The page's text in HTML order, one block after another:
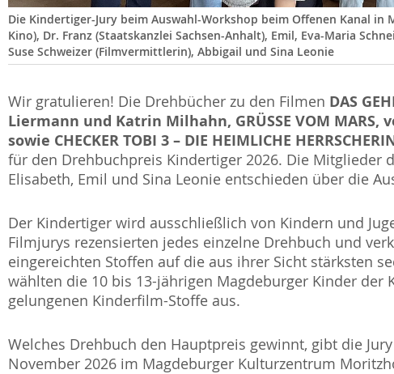
Die Kindertiger-Jury beim Auswahl-Workshop beim Offenen Kanal
Kino), Dr. Franz (Staatskanzlei Sachsen-Anhalt), Emil, Eva-Maria
Suse Schweizer (Filmvermittlerin), Abbigail und Sina Leonie
Wir gratulieren! Die Drehbücher zu den Filmen DAS
Liermann und Katrin Milhahn, GRÜSSE VOM
sowie CHECKER TOBI 3 – DIE HEIMLICHE
für den Drehbuchpreis Kindertiger 2026. Die Mitglieder
Elisabeth, Emil und Sina Leonie entschieden über die
Der Kindertiger wird ausschließlich von Kindern und
Filmjurys rezensierten jedes einzelne Drehbuch und
eingereichten Stoffen auf die aus ihrer Sicht stärksten
wählten die 10 bis 13-jährigen Magdeburger Kinder der
gelungenen Kinderfilm-Stoffe aus.
Welches Drehbuch den Hauptpreis gewinnt, gibt die
November 2026 im Magdeburger Kulturzentrum